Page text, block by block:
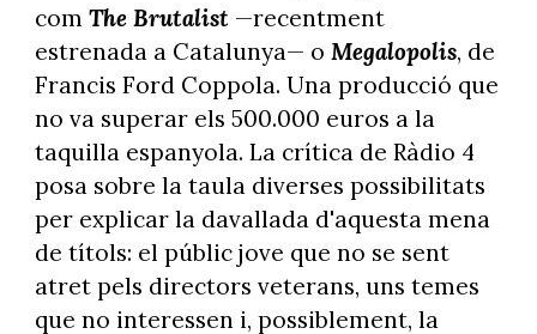
com The Brutalist —recentment
estrenada a Catalunya— o Megalopolis, de
Francis Ford Coppola. Una producció que
no va superar els 500.000 euros a la
taquilla espanyola. La crítica de Ràdio 4
posa sobre la taula diverses possibilitats
per explicar la davallada d'aquesta mena
de títols: el públic jove que no se sent
atret pels directors veterans, uns temes
que no interessen i, possiblement, la